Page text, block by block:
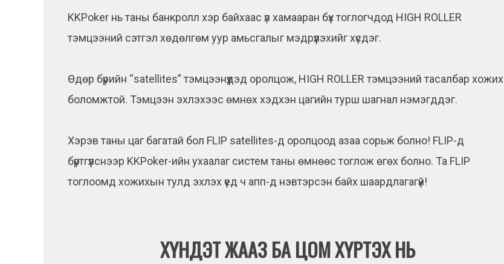
KKPoker нь таны банкролл хэр байхаас үл хамааран бүх тоглогчдод HIGH ROLLER
тэмцээний сэтгэл хөдөлгөм уур амьсгалыг мэдрүүлэхийг хүсдэг.
Өдөр бүрийн “satellites” тэмцээнүүдэд оролцож, HIGH ROLLER тэмцээний тасалбар хожих
боломжтой. Тэмцээн эхлэхээс өмнөх хэдхэн цагийн турш шагнал нэмэгддэг.
Хэрэв таны цаг багатай бол FLIP satellites-д оролцоод азаа сорьж болно! FLIP-д
бүртгүүлснээр KKPoker-ийн ухаалаг систем таны өмнөөс тоглож өгөх болно. Та FLIP
тоглоомд хожихын тулд эхлэх үед ч апп-д нэвтэрсэн байх шаардлагагүй!
ХҮНДЭТ ЖААЗ БА ЦОМ ХҮРТЭХ НЬ